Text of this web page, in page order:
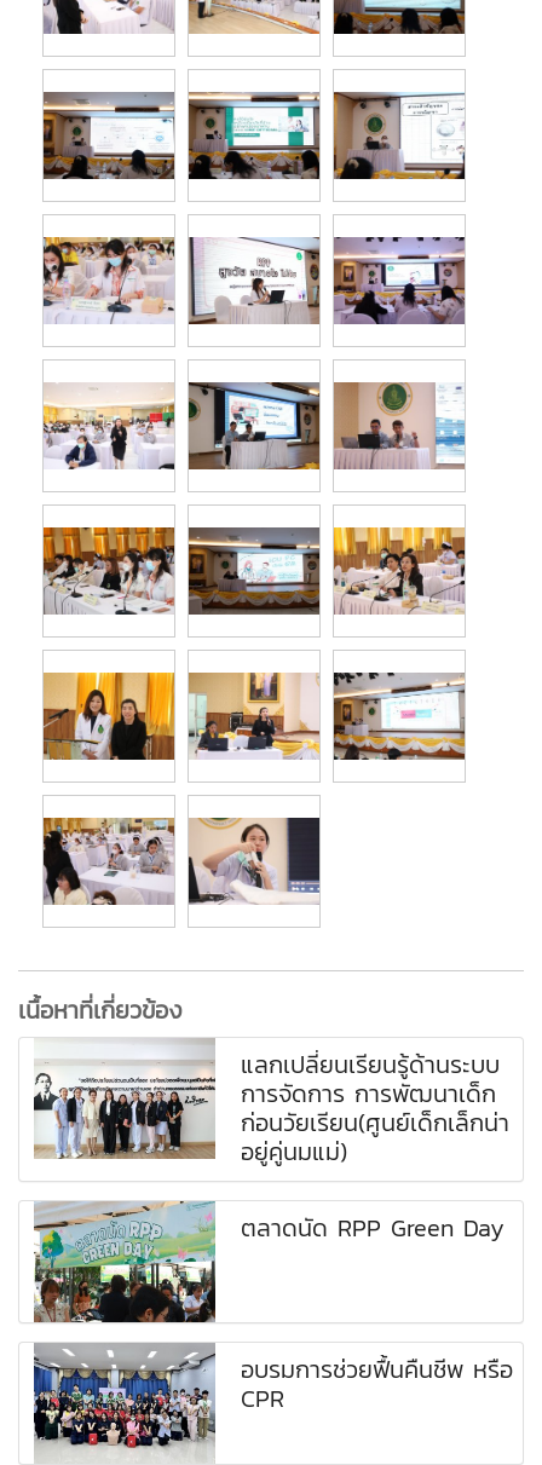
เนื้อหาที่เกี่ยวข้อง
แลกเปลี่ยนเรียนรู้ด้านระบบ
การจัดการ การพัฒนาเด็ก
ก่อนวัยเรียน(ศูนย์เด็กเล็กน่า
อยู่คู่นมแม่)
ตลาดนัด RPP Green Day
อบรมการช่วยฟื้นคืนชีพ หรือ
CPR